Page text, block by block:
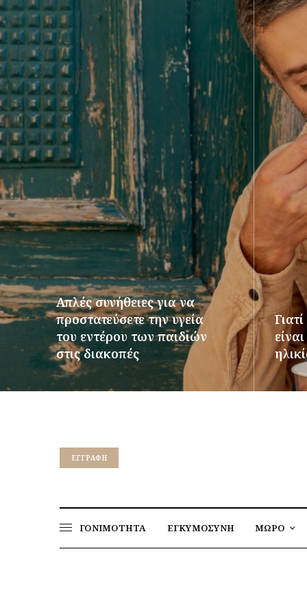
Απλές συνήθειες για να
προστατεύσετε την υγεία
του εντέρου των παιδιών
στις διακοπές
ΠΕΡΙΣΣΌΤΕΡΑ
EΓΓΡΑΦΉ
ΓΟΝΙΜΟΤΗΤΑ ΕΓΚΥΜΟΣΥΝΗ ΜΩΡΟ